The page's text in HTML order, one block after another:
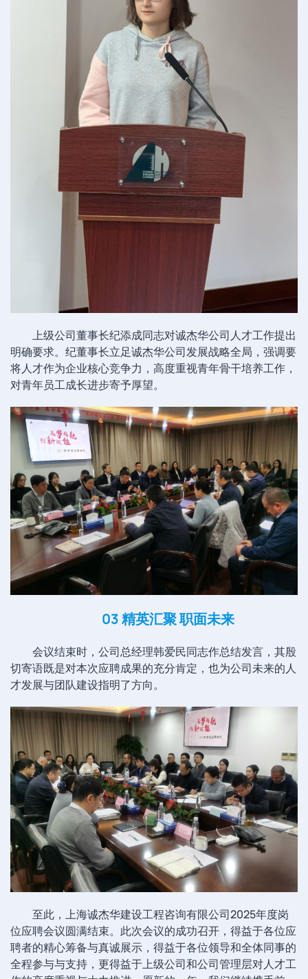
上级公司董事长纪添成同志对诚杰华公司人才工作提出
明确要求。纪董事长立足诚杰华公司发展战略全局，强调要
将人才作为企业核心竞争力，高度重视青年骨干培养工作，
对青年员工成长进步寄予厚望。
03 精英汇聚 职面未来
会议结束时，公司总经理韩爱民同志作总结发言，其殷
切寄语既是对本次应聘成果的充分肯定，也为公司未来的人
才发展与团队建设指明了方向。
至此，上海诚杰华建设工程咨询有限公司2025年度岗
位应聘会议圆满结束。此次会议的成功召开，得益于各位应
聘者的精心筹备与真诚展示，得益于各位领导和全体同事的
全程参与与支持，更得益于上级公司和公司管理层对人才工